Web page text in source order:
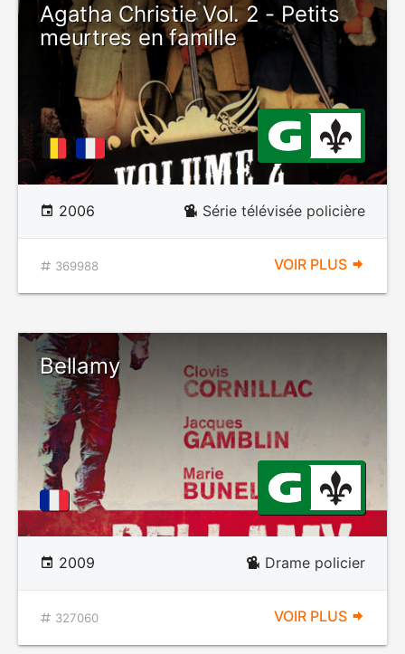
Agatha Christie Vol. 2 - Petits
meurtres en famille
2006 Série télévisée policière
369988 VOIR PLUS
Bellamy
2009 Drame policier
327060 VOIR PLUS